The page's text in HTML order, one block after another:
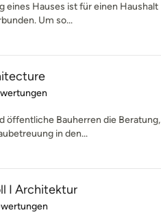
eines Hauses ist für einen Haushalt
Um so...
4.9 von 5 Sternen
öffentliche Bauherren die Beratung,
in den...
I Architektur
5 von 5 Sternen